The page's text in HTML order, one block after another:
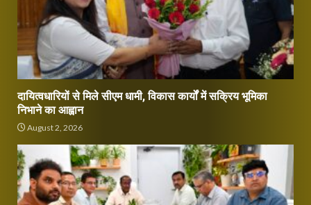
दायित्वधारियों से मिले सीएम धामी, विकास कार्यों में सक्रिय भूमिका
निभाने का आह्वान
August 2, 2026